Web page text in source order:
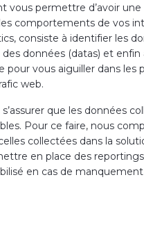
vous permettre d’avoir
comportements de vos
consiste à identifier les
données (datas) et enfin
pour vous aiguiller dans les
web.
que les données
Pour ce faire, nous
collectées dans la
en place des
en cas de